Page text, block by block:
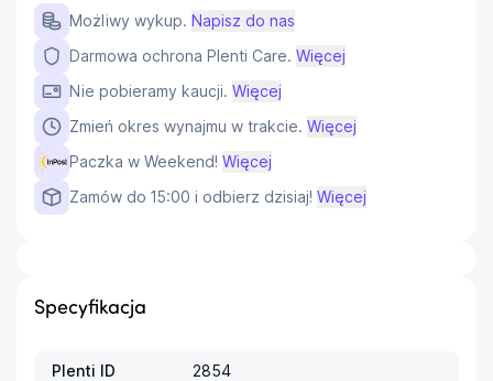
Możliwy wykup. Napisz do nas
Darmowa ochrona Plenti Care. Więcej
Nie pobieramy kaucji. Więcej
Zmień okres wynajmu w trakcie. Więcej
Paczka w Weekend! Więcej
Zamów do 15:00 i odbierz dzisiaj! Więcej
Specyfikacja
Plenti ID 2854